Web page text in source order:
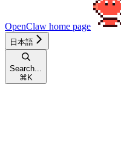
OpenClaw home page
日本語
Search...
⌘ K